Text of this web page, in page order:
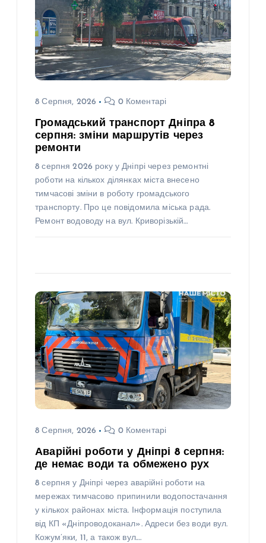
8 Серпня, 2026 0 Коментарі
Громадський транспорт Дніпра 8
серпня: зміни маршрутів через
ремонти
8 серпня 2026 року у Дніпрі через ремонтні
роботи на кількох ділянках міста внесено
тимчасові зміни в роботу громадського
транспорту. Про це повідомила міська рада.
Ремонт водоводу на вул. Криворізькій…
8 Серпня, 2026 0 Коментарі
Аварійні роботи у Дніпрі 8 серпня:
де немає води та обмежено рух
8 серпня у Дніпрі через аварійні роботи на
мережах тимчасово припинили водопостачання
у кількох районах міста. Інформація поступила
від КП «Дніпроводоканал». Адреси без води вул.
Кожум’яки, 11, а також вул.…